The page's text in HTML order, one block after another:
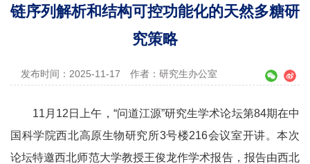
链序列解析和结构可控功能化的天然多糖研
究策略
发布时间：2025-11-17 作者：研究生办公室
11月12日上午，“问道江源”研究生学术论坛第84期在中
国科学院西北高原生物研究所3号楼216会议室开讲。本次
论坛特邀西北师范大学教授王俊龙作学术报告，报告由西北